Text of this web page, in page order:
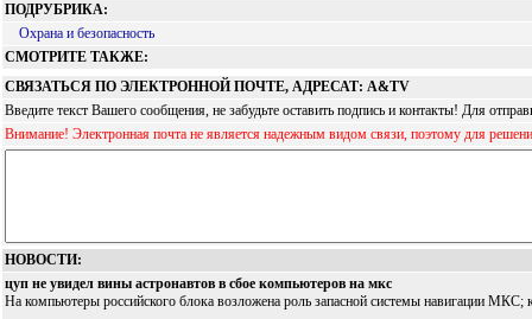
ПОДРУБРИКА:
Охрана и безопасность
СМОТРИТЕ ТАКЖЕ:
СВЯЗАТЬСЯ ПО ЭЛЕКТРОННОЙ ПОЧТЕ, АДРЕСАТ: A&TV
Введите текст Вашего сообщения, не забудьте оставить подпись и контакты! Для
Внимание! Электронная почта не является надежным видом связи, поэтому для
НОВОСТИ:
цуп не увидел вины астронавтов в сбое компьютеров на мкс
На компьютеры российского блока возложена роль запасной системы навигации